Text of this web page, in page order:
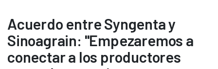
Acuerdo entre Syngenta y
Sinoagrain: "Empezaremos a
conectar a los productores